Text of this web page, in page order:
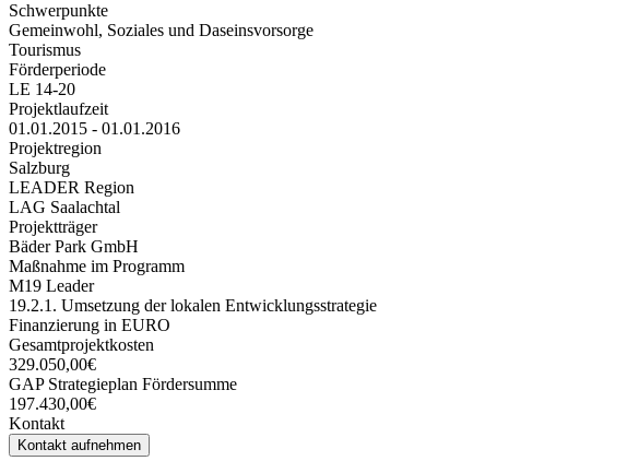
Schwerpunkte
Gemeinwohl, Soziales und Daseinsvorsorge
Tourismus
Förderperiode
LE 14-20
Projektlaufzeit
01.01.2015 - 01.01.2016
Projektregion
Salzburg
LEADER Region
LAG Saalachtal
Projektträger
Bäder Park GmbH
Maßnahme im Programm
M19 Leader
19.2.1. Umsetzung der lokalen Entwicklungsstrategie
Finanzierung in EURO
Gesamtprojektkosten
329.050,00€
GAP Strategieplan Fördersumme
197.430,00€
Kontakt
Kontakt aufnehmen